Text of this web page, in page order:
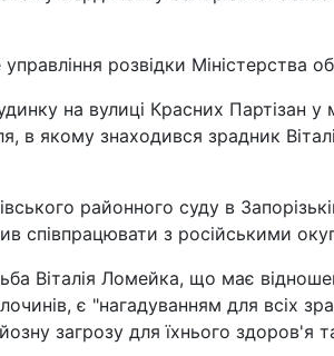
розвідки Міністерства
на вулиці Красних Партізан у
в якому знаходився зрадник
районного суду в
співпрацювати з російськими
Віталія Ломейка, що має
є "нагадуванням для всіх
загрозу для їхнього здоров'я